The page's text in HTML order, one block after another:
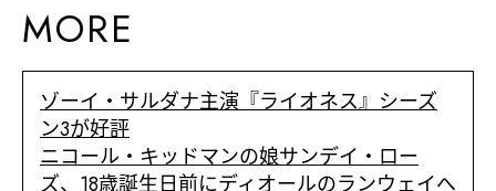
MORE
ゾーイ・サルダナ主演『ライオネス』シーズ
ン3が好評
ニコール・キッドマンの娘サンデイ・ロー
ズ、18歳誕生日前にディオールのランウェイへ